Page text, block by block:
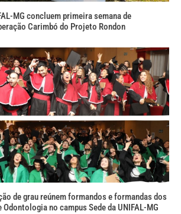
MG concluem primeira semana de
Carimbó do Projeto Rondon
de grau reúnem formandos e formandas dos
no campus Sede da UNIFAL-MG